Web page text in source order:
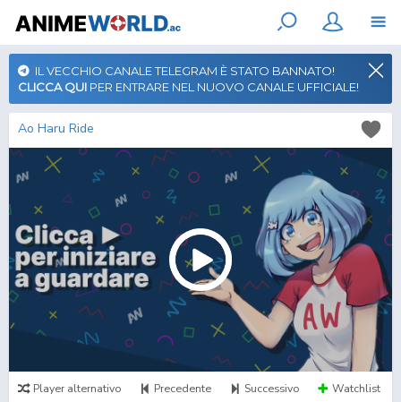
IL VECCHIO CANALE TELEGRAM È STATO BANNATO!
CLICCA QUI PER ENTRARE NEL NUOVO CANALE UFFICIALE!
Ao Haru Ride
Player alternativo Precedente Successivo Watchlist